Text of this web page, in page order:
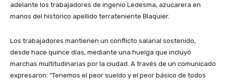
adelante los trabajadores de ingenio Ledesma, azucarera en
manos del histórico apellido terrateniente Blaquier.
Los trabajadores mantienen un conflicto salarial sostenido,
desde hace quince días, mediante una huelga que incluyó
marchas multitudinarias por la ciudad. A través de un comunicado
expresaron: “Tenemos el peor sueldo y el peor básico de todos